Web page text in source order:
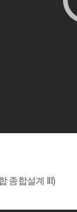
종합설계 III)